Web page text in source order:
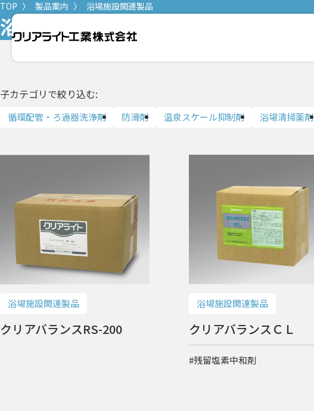
TOP 製品案内 浴場施設関連製品
浴場施設関連製品
子カテゴリで絞り込む:
循環配管・ろ過器洗浄剤 防滑剤 温泉スケール抑制剤 浴場清掃薬剤
浴場施設関連製品
クリアバランスRS-200
浴場施設関連製品
クリアバランスＣＬ
#残留塩素中和剤